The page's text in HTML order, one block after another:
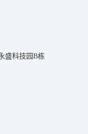
盛科技园B栋